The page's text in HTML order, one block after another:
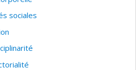
sociales